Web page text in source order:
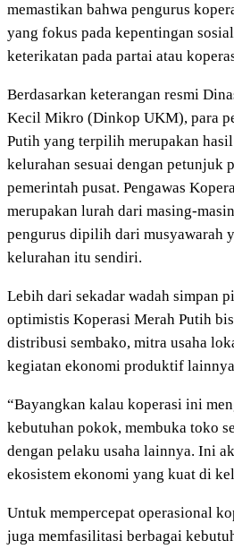
memastikan bahwa pengurus
yang fokus pada kepentingan
keterikatan pada partai atau
Berdasarkan keterangan resmi
Kecil Mikro (Dinkop UKM), para
Putih yang terpilih merupakan
kelurahan sesuai dengan petunjuk
pemerintah pusat. Pengawas
merupakan lurah dari masing-
pengurus dipilih dari musyawarah
kelurahan itu sendiri.
Lebih dari sekadar wadah simpan
optimistis Koperasi Merah Putih
distribusi sembako, mitra usaha
kegiatan ekonomi produktif
“Bayangkan kalau koperasi ini
kebutuhan pokok, membuka toko
dengan pelaku usaha lainnya. Ini
ekosistem ekonomi yang kuat di
Untuk mempercepat operasional
juga memfasilitasi berbagai